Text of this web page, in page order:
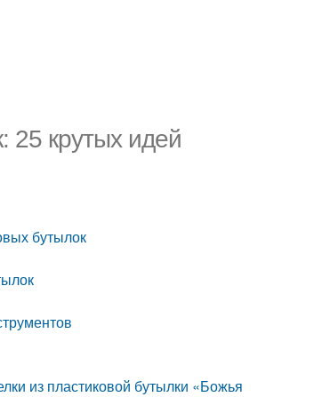
25 крутых идей
бутылок
из пластиковой бутылки «Божья